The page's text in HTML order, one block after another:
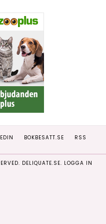
BOKBESATT.SE RSS
DELIQUATE.SE. LOGGA IN